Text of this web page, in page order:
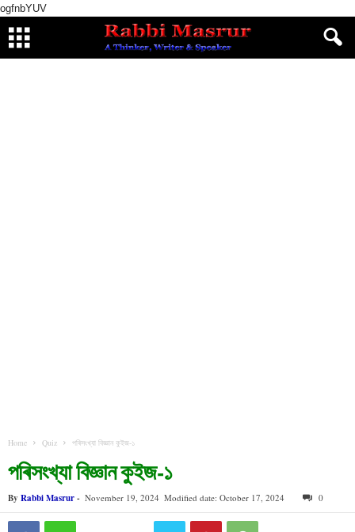
ogfnbYUV
Home Quiz পৰিসংখ্যা বিজ্ঞান কুইজ-১
পৰিসংখ্যা বিজ্ঞান কুইজ-১
By Rabbi Masrur- November 19, 2024 Modified date: October 17, 2024 0